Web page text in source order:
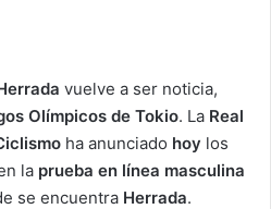
vuelve a ser noticia,
Olímpicos de Tokio. La Real
ha anunciado hoy los
la prueba en línea masculina
se encuentra Herrada.